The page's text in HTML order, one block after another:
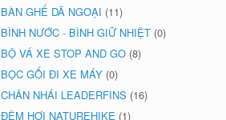
BÀN GHẾ DÃ NGOẠI (11)
BÌNH NƯỚC - BÌNH GIỮ NHIỆT (0)
BỘ VÁ XE STOP AND GO (8)
BỌC GỐI ĐI XE MÁY (0)
CHÂN NHÁI LEADERFINS (16)
ĐỆM HƠI NATUREHIKE (1)